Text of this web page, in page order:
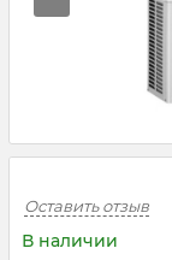
Оставить отзыв
В наличии